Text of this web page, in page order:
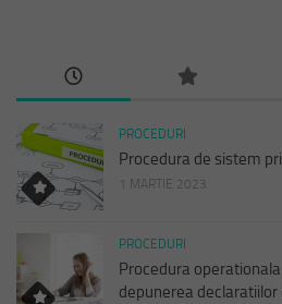
PROCEDURI
Procedura de sistem
1 MARTIE 2023
PROCEDURI
Procedura
depunerea declaratiilor